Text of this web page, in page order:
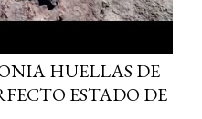
HUELLAS DE
ESTADO DE